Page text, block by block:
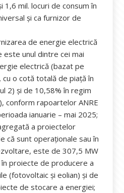
1,6 mil. locuri de consum în
și ca furnizor de
de energie electrică
este unul dintre cei mai
electrică (bazat pe
o cotă totală de piață în
2) și de 10,58% în regim
conform rapoartelor ANRE
ianuarie – mai 2025;
a proiectelor
că sunt operaționale sau în
este de 307,5 MW
proiecte de producere a
(fotovoltaic și eolian) și de
de stocare a energiei;